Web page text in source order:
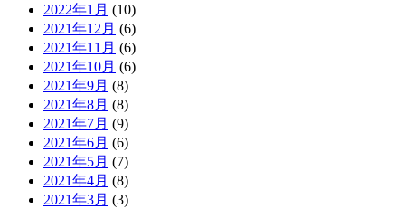
2022年1月 (10)
2021年12月 (6)
2021年11月 (6)
2021年10月 (6)
2021年9月 (8)
2021年8月 (8)
2021年7月 (9)
2021年6月 (6)
2021年5月 (7)
2021年4月 (8)
2021年3月 (3)